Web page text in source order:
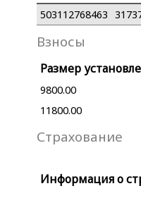
503112768463
Взносы
Размер
9800.00
11800.00
Страхование
Информация о